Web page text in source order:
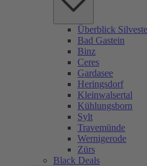
Überblick
Bad Gastein
Binz
Ceres
Gardasee
Heringsdorf
Kleinwalsertal
Kühlungsborn
Sylt
Travemünde
Wernigerode
Zürs
Black Deals